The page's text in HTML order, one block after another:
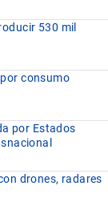
que
de las tarifas
530 mil
consumo
por Estados
drones, radares